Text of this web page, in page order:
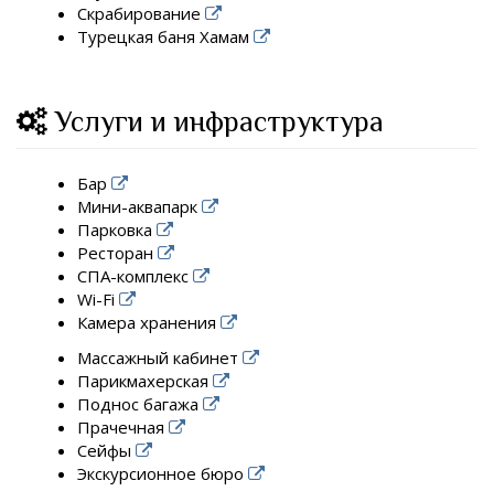
Скрабирование
Турецкая баня Хамам
Услуги и инфраструктура
Бар
Мини-аквапарк
Парковка
Ресторан
СПА-комплекс
Wi-Fi
Камера хранения
Массажный кабинет
Парикмахерская
Поднос багажа
Прачечная
Сейфы
Экскурсионное бюро